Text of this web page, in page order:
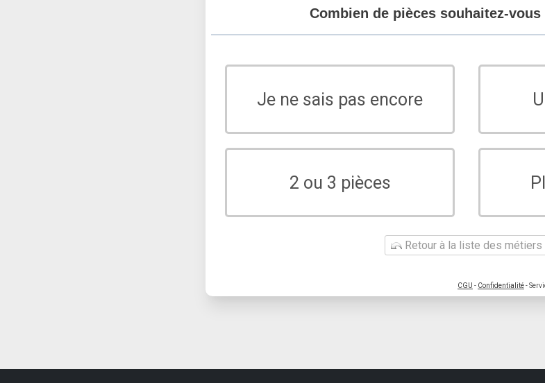
Combien de pièces souhaitez-
Je ne sais pas encore
2 ou 3 pièces
Retour à la liste des métiers
CGU - Confidentialité-